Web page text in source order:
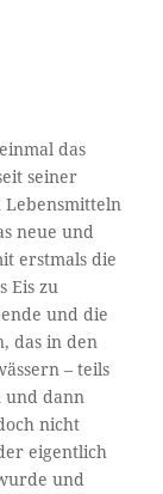
das
seiner
Lebensmitteln
neue und
erstmals die
Eis zu
und die
das in den
– teils
und dann
nicht
eigentlich
und